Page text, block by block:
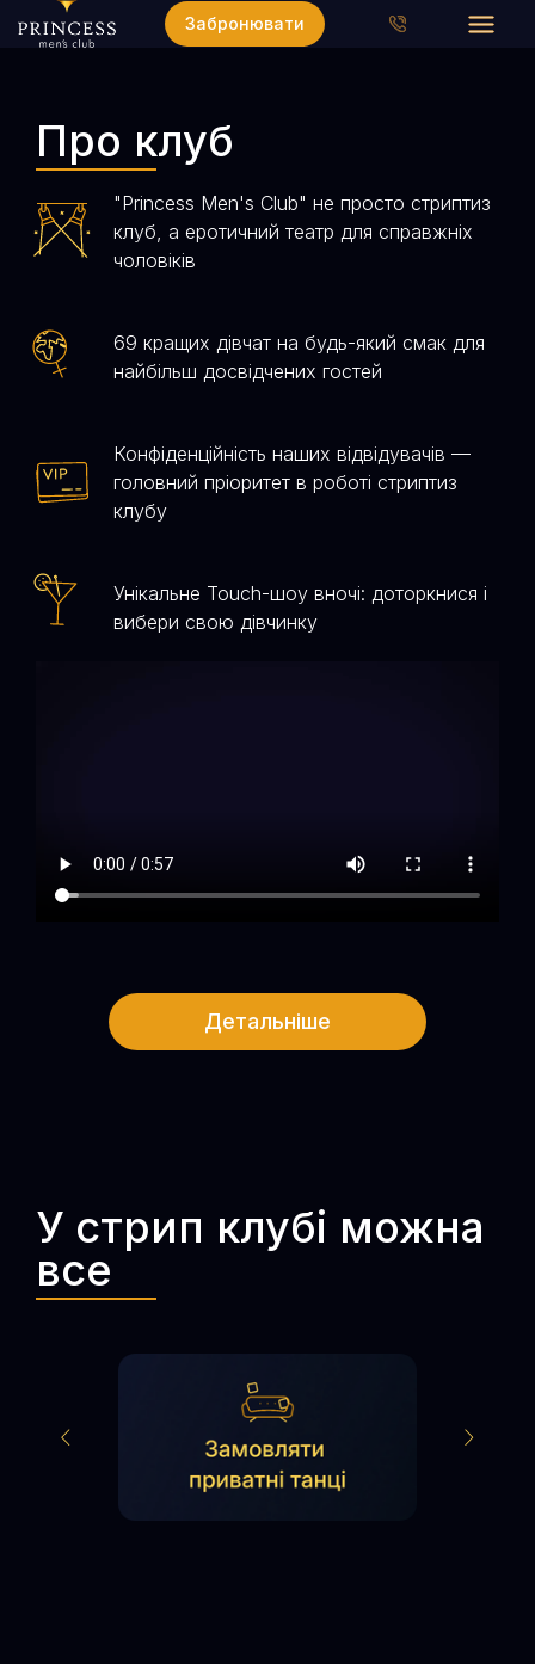
Забронювати
Про клуб
"Princess Men's Club" не просто стриптиз
клуб, а еротичний театр для справжніх
чоловіків
69 кращих дівчат на будь-який смак для
найбільш досвідчених гостей
Конфіденційність наших відвідувачів —
головний пріоритет в роботі стриптиз
клубу​
Унікальне Touch-шоу вночі: доторкнися і
вибери свою дівчинку​
Детальніше
У стрип клубі можна
все